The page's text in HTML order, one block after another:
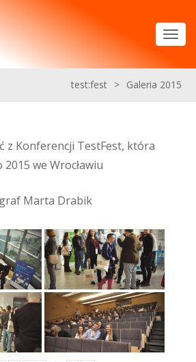
test:fest > Galeria 2015
z Konferencji TestFest, która
we Wrocławiu
Marta Drabik